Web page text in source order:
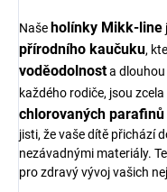
Našeholínky Mikk-line
přírodního kaučuku,
voděodolnosta dlouhou
každého rodiče, jsou zcela
chlorovaných parafinů
jisti, že vaše dítě přichází
nezávadnými materiály.
pro zdravý vývoj vašich